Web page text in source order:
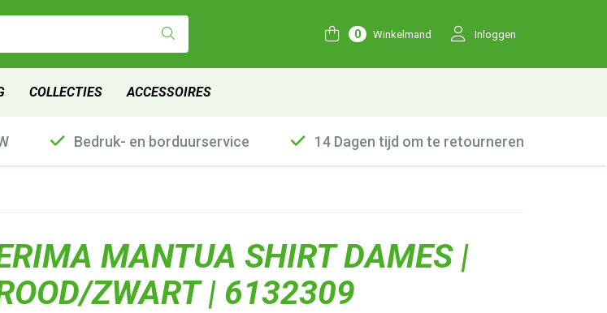
0 Winkelmand Inloggen
COLLECTIES ACCESSOIRES
Bedruk- en borduurservice 14 Dagen tijd om te retourneren
MANTUA SHIRT DAMES |
ZWART | 6132309